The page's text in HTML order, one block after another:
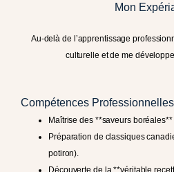
Mon
Au-delà de l’apprentissage
culturelle et de me
Compétences Professionnelles
Maîtrise des **saveurs
Préparation de classiques
potiron).